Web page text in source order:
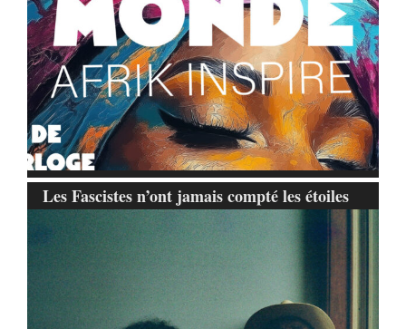
Les Fascistes n’ont jamais compté les étoiles